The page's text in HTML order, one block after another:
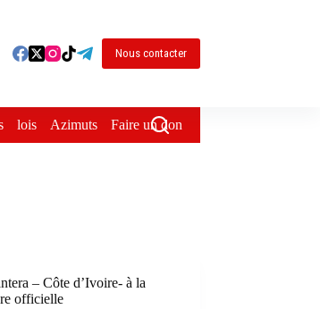
Nous contacter
lois Azimuts Faire un don
– Côte d’Ivoire- à la
officielle